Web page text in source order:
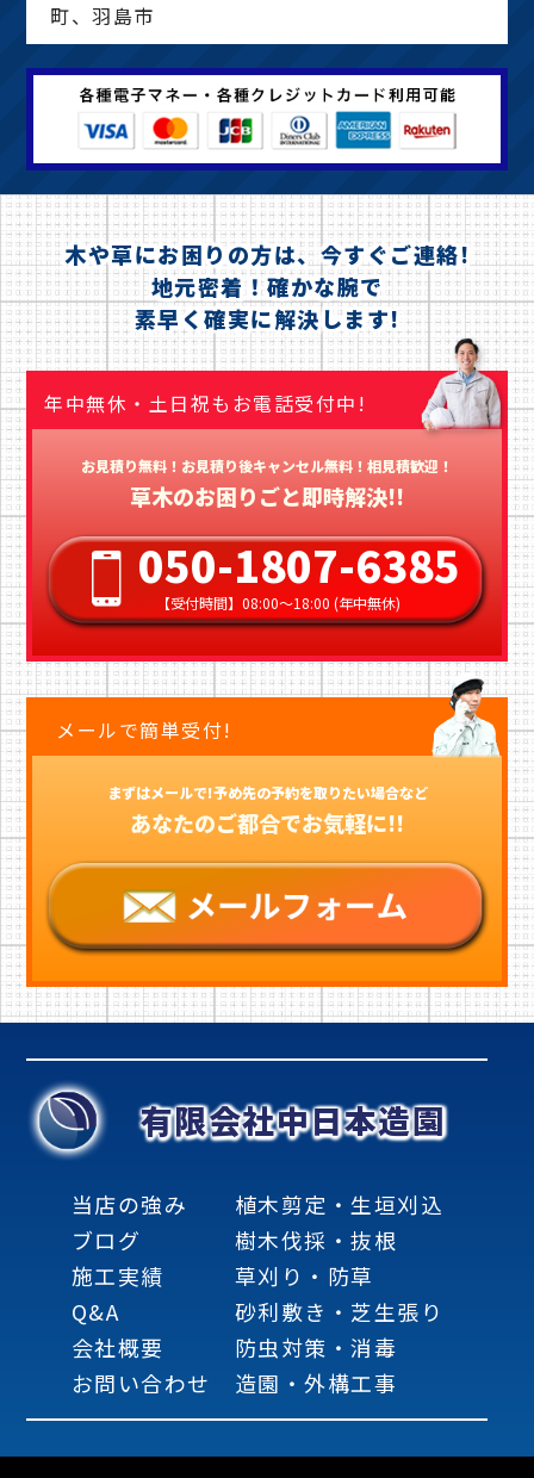
町、羽島市
木や草にお困りの方は、今すぐご連絡!
地元密着！確かな腕で
素早く確実に解決します!
年中無休・土日祝もお電話受付中!
お見積り無料！お見積り後キャンセル無料！相見積歓迎！
草木のお困りごと即時解決!!
050-1807-6385
【受付時間】08:00〜18:00 (年中無休)
メールで簡単受付!
まずはメールで!予め先の予約を取りたい場合など
あなたのご都合でお気軽に!!
有限会社中日本造園
当店の強み
ブログ
施工実績
Q&A
会社概要
お問い合わせ
植木剪定・生垣刈込
樹木伐採・抜根
草刈り・防草
砂利敷き・芝生張り
防虫対策・消毒
造園・外構工事